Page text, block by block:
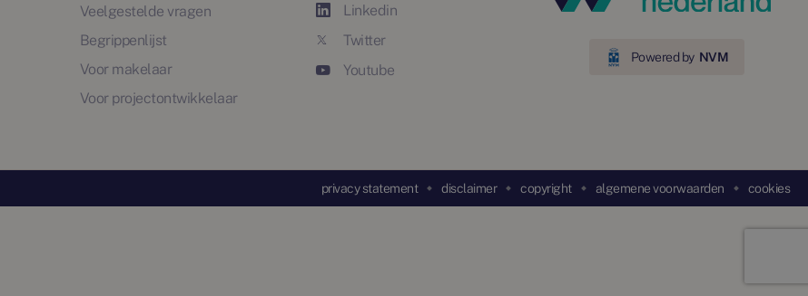
Veelgestelde vragen
Begrippenlijst
Voor makelaar
Voor projectontwikkelaar
Linkedin
Twitter
Youtube
Powered by NVM
privacy statement disclaimer copyright algemene voorwaarden cookies